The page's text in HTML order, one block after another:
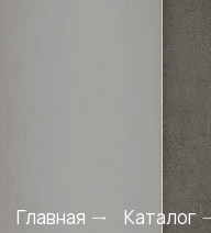
Главная Каталог